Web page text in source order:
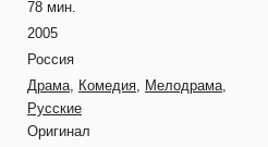
78 мин.
2005
Россия
Драма, Комедия, Мелодрама,
Русские
Оригинал